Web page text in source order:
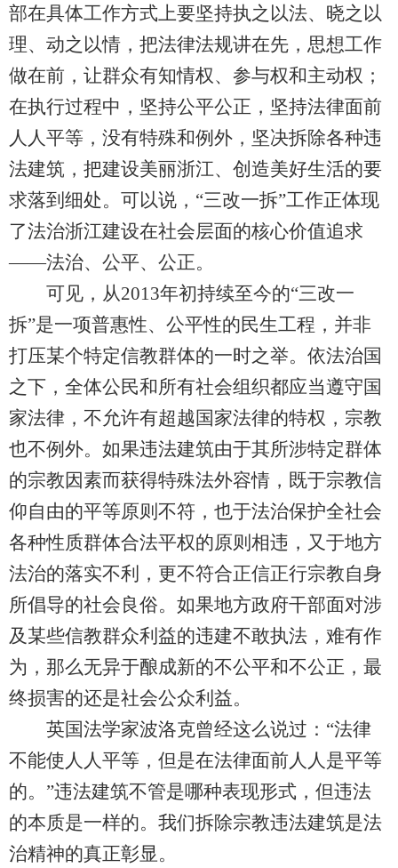
部在具体工作方式上要坚持执之以法、晓之以
理、动之以情，把法律法规讲在先，思想工作
做在前，让群众有知情权、参与权和主动权；
在执行过程中，坚持公平公正，坚持法律面前
人人平等，没有特殊和例外，坚决拆除各种违
法建筑，把建设美丽浙江、创造美好生活的要
求落到细处。可以说，“三改一拆”工作正体现
了法治浙江建设在社会层面的核心价值追求
——法治、公平、公正。
可见，从2013年初持续至今的“三改一
拆”是一项普惠性、公平性的民生工程，并非
打压某个特定信教群体的一时之举。依法治国
之下，全体公民和所有社会组织都应当遵守国
家法律，不允许有超越国家法律的特权，宗教
也不例外。如果违法建筑由于其所涉特定群体
的宗教因素而获得特殊法外容情，既于宗教信
仰自由的平等原则不符，也于法治保护全社会
各种性质群体合法平权的原则相违，又于地方
法治的落实不利，更不符合正信正行宗教自身
所倡导的社会良俗。如果地方政府干部面对涉
及某些信教群众利益的违建不敢执法，难有作
为，那么无异于酿成新的不公平和不公正，最
终损害的还是社会公众利益。
英国法学家波洛克曾经这么说过：“法律
不能使人人平等，但是在法律面前人人是平等
的。”违法建筑不管是哪种表现形式，但违法
的本质是一样的。我们拆除宗教违法建筑是法
治精神的真正彰显。